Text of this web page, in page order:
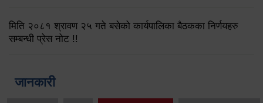
मिति २०८१ श्रावण २५ गते बसेको कार्यपालिका बैठकका निर्णयहरु
सम्बन्धी प्रेस नोट !!
जानकारी